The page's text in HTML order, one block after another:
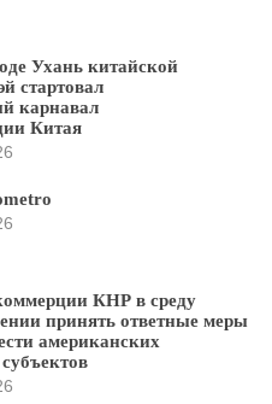
Ухань китайской
стартовал
карнавал
Китая
КНР в среду
принять ответные меры
американских